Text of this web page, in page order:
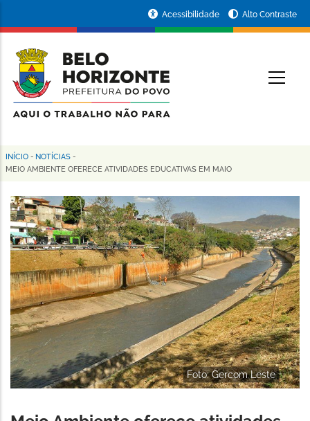
conteúdo
principal
da
Prefeitura
de
Horizonte
Acessibilidade Alto Contraste
Trilha
navegação
INÍCIO - NOTÍCIAS -
MEIO AMBIENTE OFERECE ATIVIDADES EDUCATIVAS EM MAIO
Foto: Gercom Leste